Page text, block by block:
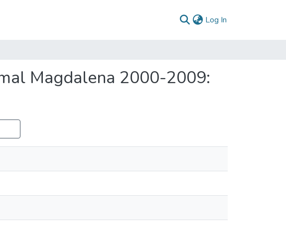
Log In
Magdalena 2000-2009: